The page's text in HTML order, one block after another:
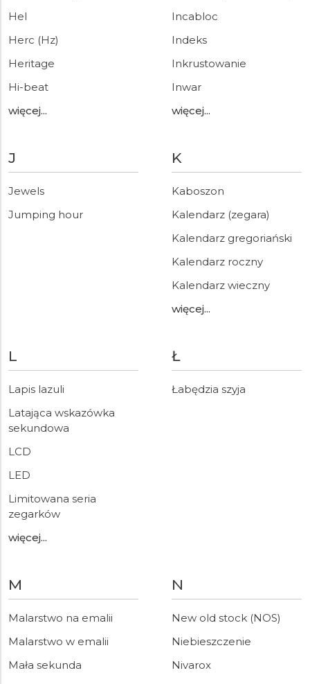
Hel
Herc (Hz)
Heritage
Hi-beat
więcej...
Incabloc
Indeks
Inkrustowanie
Inwar
więcej...
J
Jewels
Jumping hour
K
Kaboszon
Kalendarz (zegara)
Kalendarz gregoriański
Kalendarz roczny
Kalendarz wieczny
więcej...
L
Lapis lazuli
Latająca wskazówka
sekundowa
LCD
LED
Limitowana seria
zegarków
więcej...
Ł
Łabędzia szyja
M
Malarstwo na emalii
Malarstwo w emalii
Mała sekunda
N
New old stock (NOS)
Niebieszczenie
Nivarox